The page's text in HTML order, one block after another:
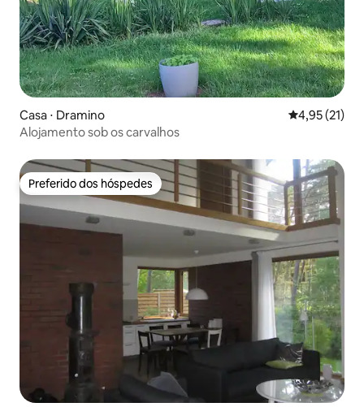
Casa ⋅ Dramino 4,95 de uma
4,95 (21)
Alojamento sob os carvalhos
Preferido dos hóspedes
Preferido dos hóspedes